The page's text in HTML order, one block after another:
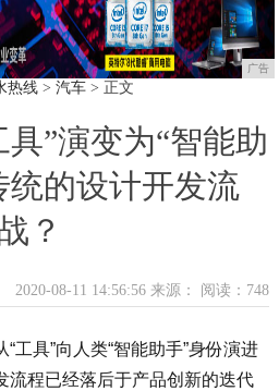
广告
热线> 汽车> 正文
”演变为“智能助
统的设计开发流
？
2020-08-11 14:56:56 来源： 阅读：748
工具”向人类“智能助手”身份演进
流程已经落后于产品创新的迭代